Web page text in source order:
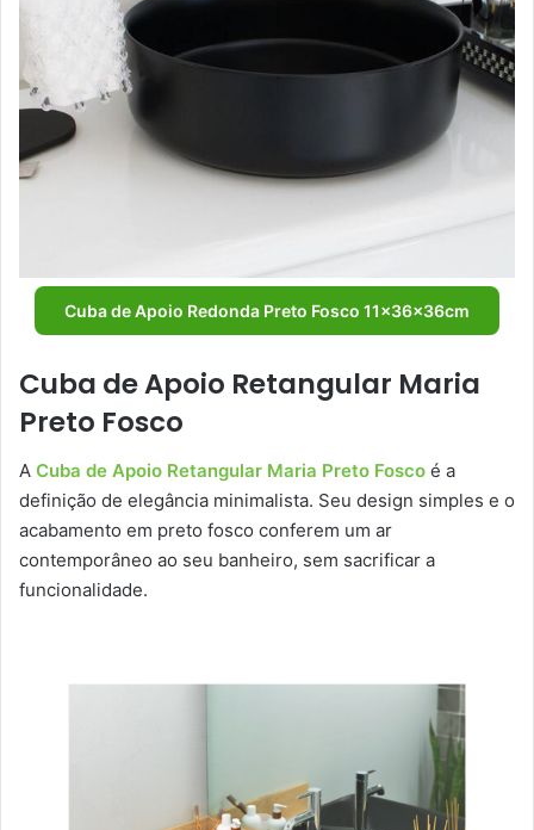
Cuba de Apoio Redonda Preto Fosco 11x36x36cm
Cuba de Apoio Retangular Maria
Preto Fosco
A Cuba de Apoio Retangular Maria Preto Fosco é a
definição de elegância minimalista. Seu design simples e o
acabamento em preto fosco conferem um ar
contemporâneo ao seu banheiro, sem sacrificar a
funcionalidade.